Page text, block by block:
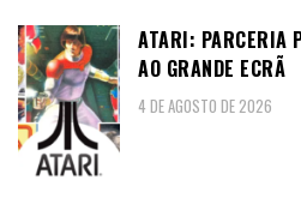
ATARI: PARCERIA
AO GRANDE ECRÃ
4 DE AGOSTO DE 2026